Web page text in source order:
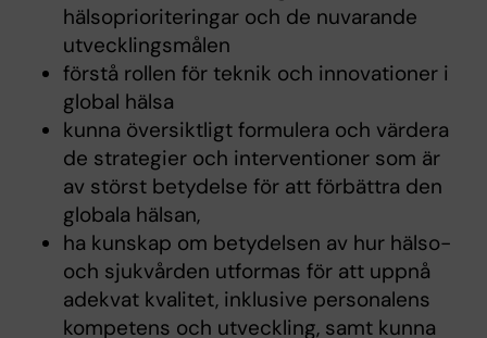
hälsoprioriteringar och de nuvarande
utvecklingsmålen
förstå rollen för teknik och innovationer i
global hälsa
kunna översiktligt formulera och värdera
de strategier och interventioner som är
av störst betydelse för att förbättra den
globala hälsan,
ha kunskap om betydelsen av hur hälso-
och sjukvården utformas för att uppnå
adekvat kvalitet, inklusive personalens
kompetens och utveckling, samt kunna